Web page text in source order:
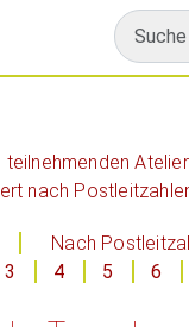
Suchen
nach
Nach
3 4 5 6